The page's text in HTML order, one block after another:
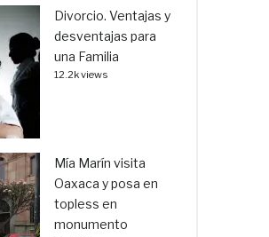
Divorcio. Ventajas y
desventajas para
una Familia
12.2k views
Mía Marín visita
Oaxaca y posa en
topless en
monumento